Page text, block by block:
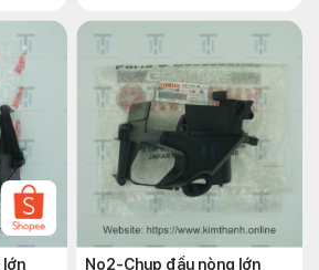
lớn
No2-Chụp đầu nòng lớn